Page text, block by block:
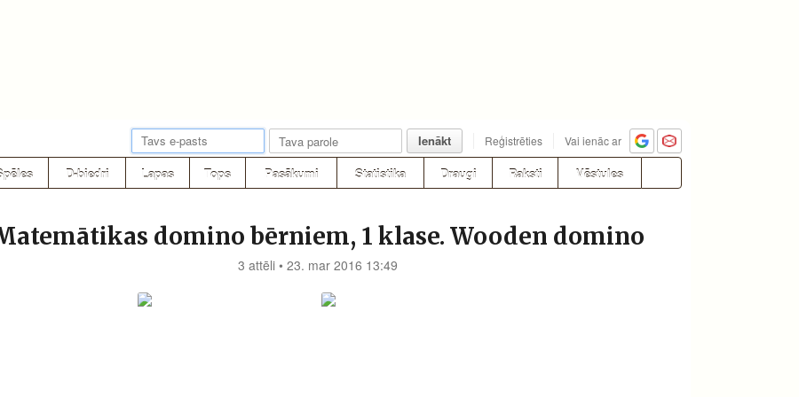
Ienākt Reģistrēties Vai ienāc ar
D-biedri Lapas Tops Pasākumi Statistika Draugi Raksti Vēstules
domino bērniem, 1 klase. Wooden domino
3 attēli • 23. mar 2016 13:49